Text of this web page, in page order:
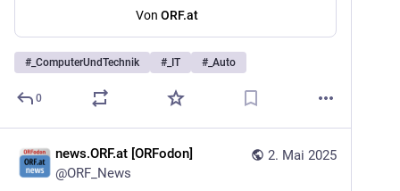
Von ORF.at
# _ComputerUndTechnik # _IT # _Auto
0
2. Mai 2025
news.ORF.at [ORFodon]
@ORF_News